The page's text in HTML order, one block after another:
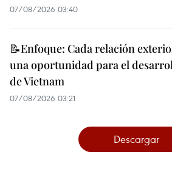
07/08/2026 03:40
📝Enfoque: Cada relación
una oportunidad para el
de Vietnam
07/08/2026 03:21
Descargar